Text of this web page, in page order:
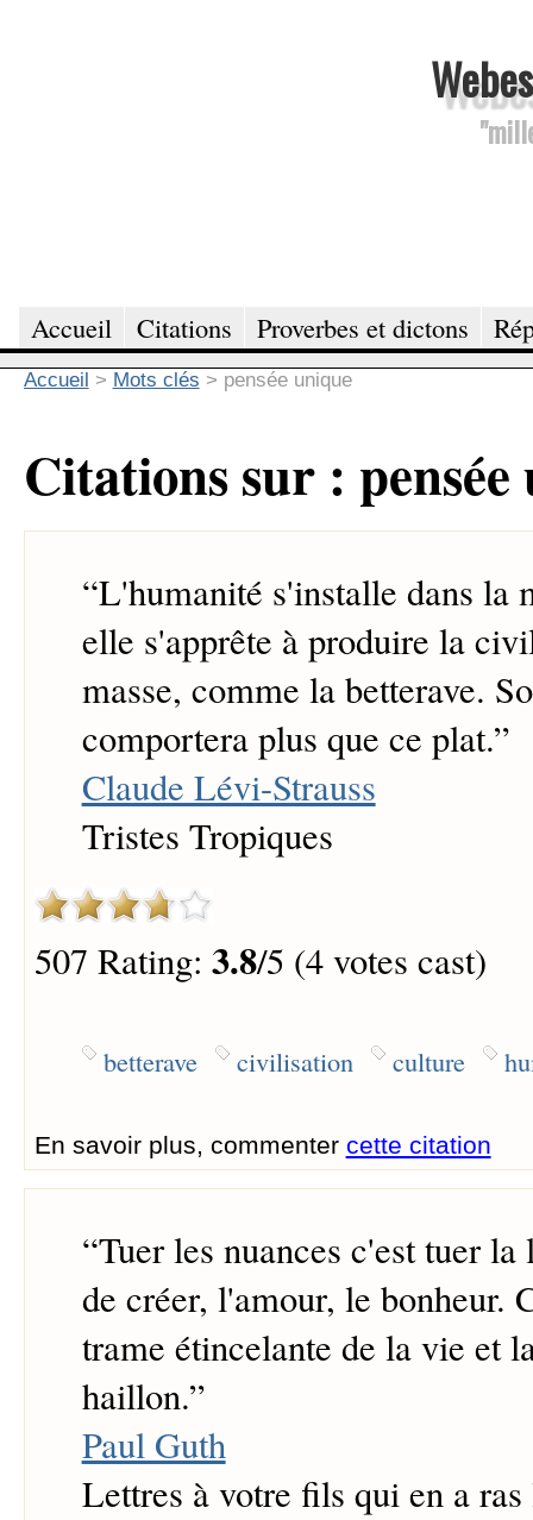
Accueil Citations Proverbes et dictons
Accueil > Mots clés > pensée unique
Citations sur : pensée
“L'humanité s'installe dans la
elle s'apprête à produire la
masse, comme la betterave.
comportera plus que ce plat.”
Claude Lévi-Strauss
Tristes Tropiques
507 Rating: 3.8/5 (4 votes cast)
betterave civilisation culture
En savoir plus, commenter cette citation
“Tuer les nuances c'est tuer
de créer, l'amour, le bonheur.
trame étincelante de la vie et
haillon.”
Paul Guth
Lettres à votre fils qui en a